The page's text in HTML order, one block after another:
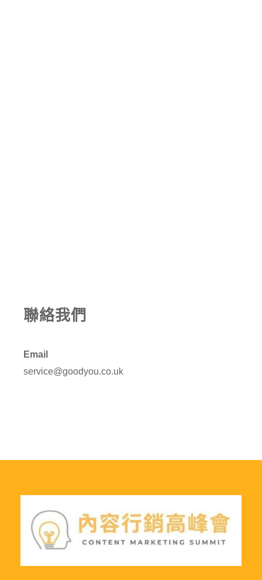
聯絡我們
Email
service@goodyou.co.uk